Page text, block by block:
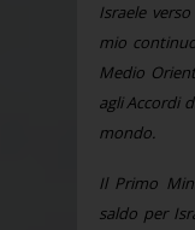
Israele
mio
Medio
agli Accordi
mondo.
Il Primo
saldo per